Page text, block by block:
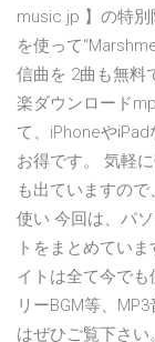
music.jp 】の特
を使って
信曲を 2曲も無料
楽ダウンロード
て、iPhoneや
お得です。 気軽
も出ていますの
使い 今回は、パ
トをまとめてい
イトは全て今でも
リーBGM等、
はぜひご覧下さ